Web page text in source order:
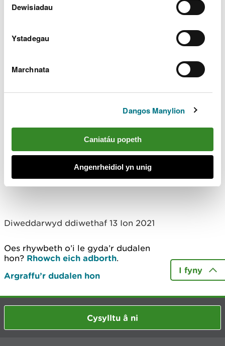
Dewisiadau
Ystadegau
Marchnata
Dangos Manylion
Caniatáu popeth
Angenrheidiol yn unig
Diweddarwyd ddiwethaf 13 Ion 2021
Oes rhywbeth o’i le gyda’r dudalen
hon? Rhowch eich adborth.
Argraffu’r dudalen hon
I fyny
Cysylltu â ni